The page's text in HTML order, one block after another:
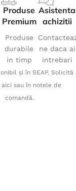
Produse
Premium
Produse
durabile
in timp
Asistenta
achizitii
ne daca ai
intrebari
și în SEAP. Solicită
sau în notele de
comandă.